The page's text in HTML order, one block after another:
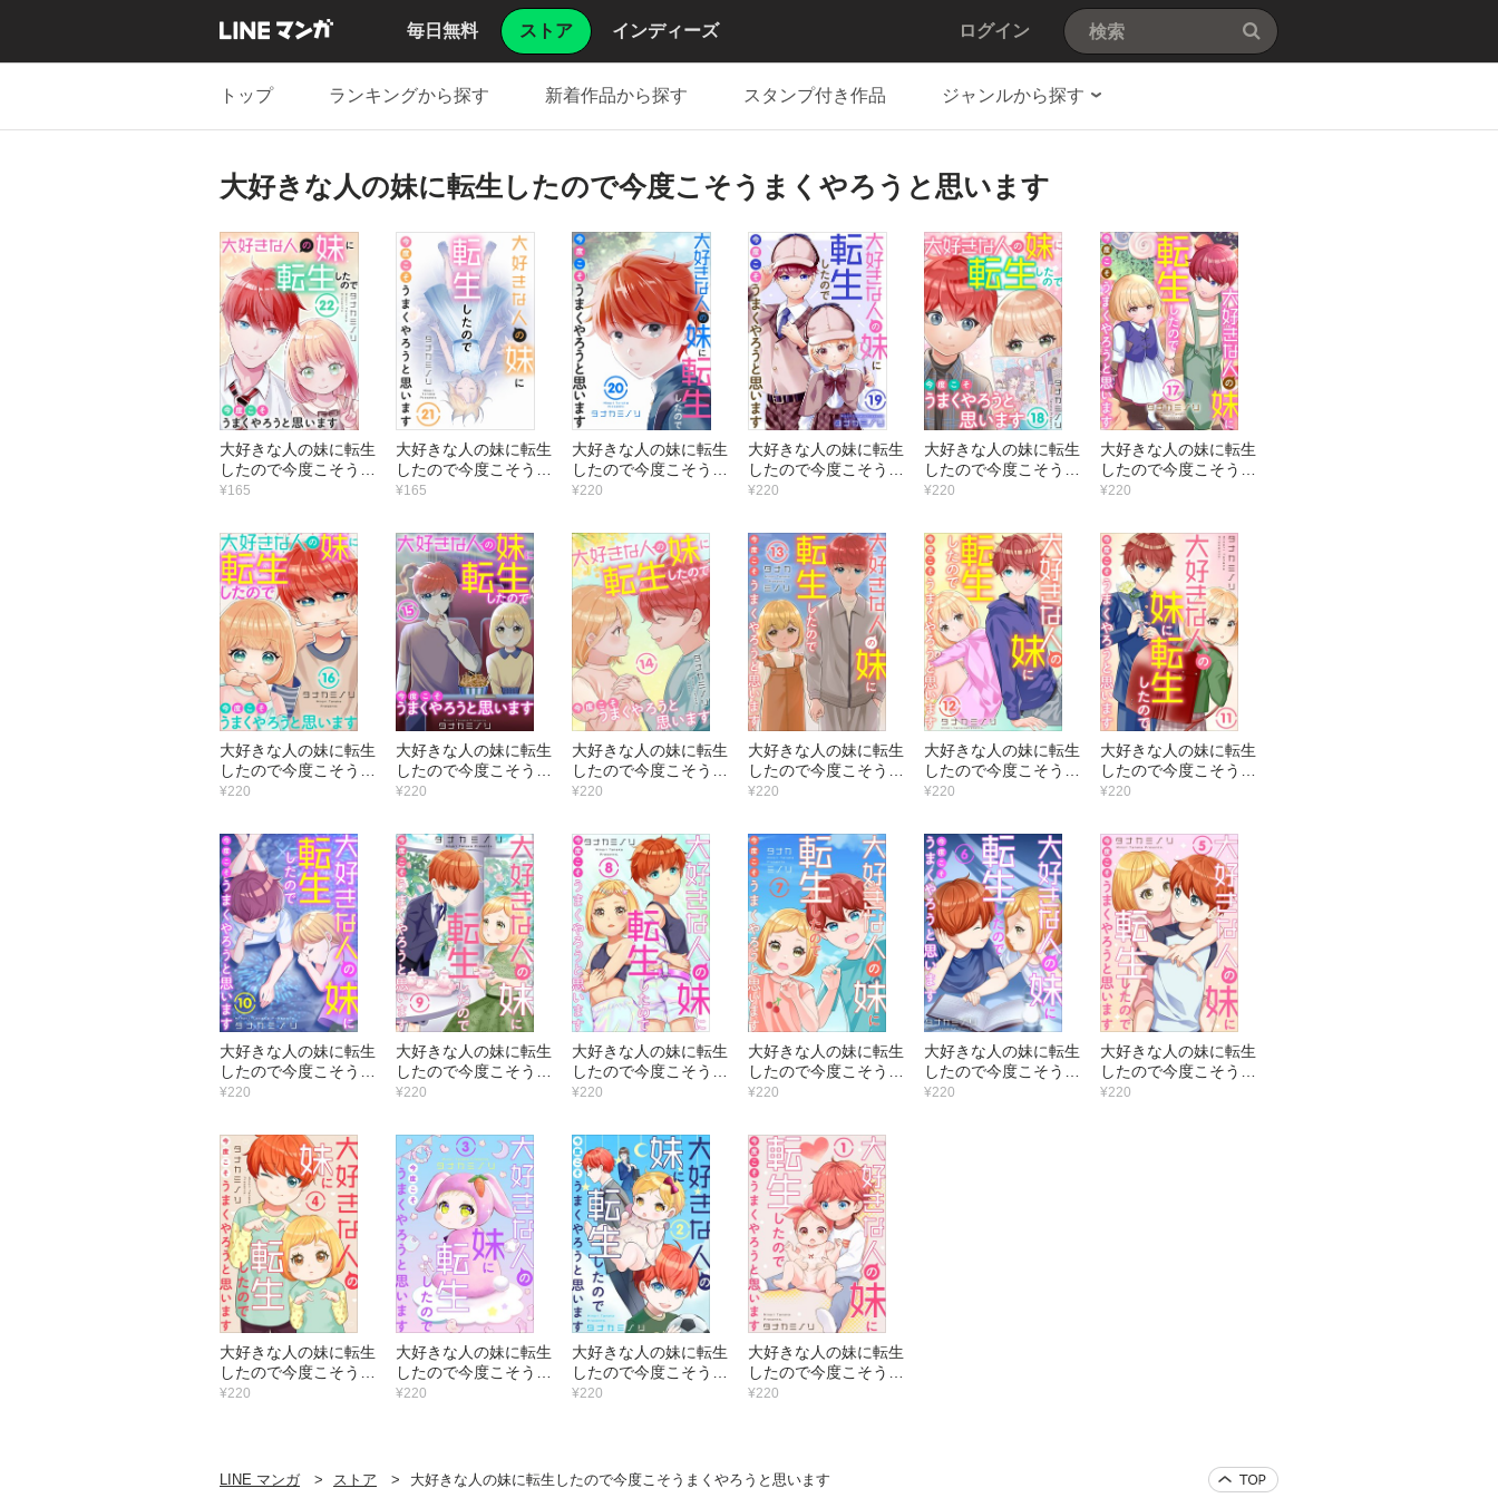
毎日無料 ストア インディーズ ログイン
トップ ランキングから探す 新着作品から探す スタンプ付き作品 ジャンルから探す
大好きな人の妹に転生したので今度こそうまくやろうと思います
大好きな人の妹に転生
したので今度こそうま
くやろうと思います
¥165
大好きな人の妹に転生
したので今度こそうま
くやろうと思います
¥165
大好きな人の妹に転生
したので今度こそうま
くやろうと思います
¥220
大好きな人の妹に転生
したので今度こそうま
くやろうと思います
¥220
大好きな人の妹に転生
したので今度こそうま
くやろうと思います
¥220
大好きな人の妹に転生
したので今度こそうま
くやろうと思います
¥220
大好きな人の妹に転生
したので今度こそうま
くやろうと思います
¥220
大好きな人の妹に転生
したので今度こそうま
くやろうと思います
¥220
大好きな人の妹に転生
したので今度こそうま
くやろうと思います
¥220
大好きな人の妹に転生
したので今度こそうま
くやろうと思います
¥220
大好きな人の妹に転生
したので今度こそうま
くやろうと思います
¥220
大好きな人の妹に転生
したので今度こそうま
くやろうと思います
¥220
大好きな人の妹に転生
したので今度こそうま
くやろうと思います
¥220
大好きな人の妹に転生
したので今度こそうま
くやろうと思います
¥220
大好きな人の妹に転生
したので今度こそうま
くやろうと思います
¥220
大好きな人の妹に転生
したので今度こそうま
くやろうと思います
¥220
大好きな人の妹に転生
したので今度こそうま
くやろうと思います
¥220
大好きな人の妹に転生
したので今度こそうま
くやろうと思います
¥220
大好きな人の妹に転生
したので今度こそうま
くやろうと思います
¥220
大好きな人の妹に転生
したので今度こそうま
くやろうと思います
¥220
大好きな人の妹に転生
したので今度こそうま
くやろうと思います
¥220
大好きな人の妹に転生
したので今度こそうま
くやろうと思います
¥220
LINE マンガ ストア 大好きな人の妹に転生したので今度こそうまくやろうと思います